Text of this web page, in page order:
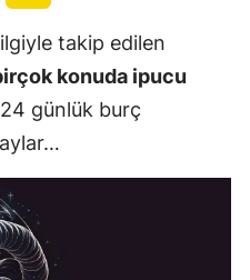
takip edilen
konuda ipucu
günlük burç